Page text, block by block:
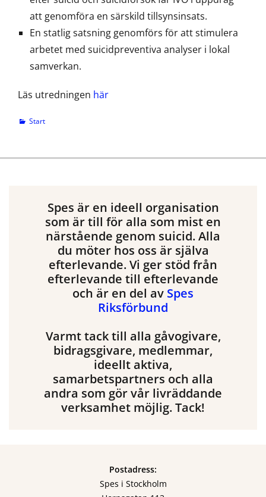
att genomföra en särskild tillsynsinsats.
En statlig satsning genomförs för att stimulera
arbetet med suicidpreventiva analyser i lokal
samverkan.
Läs utredningen här
Categories
Start
Spes är en ideell organisation
som är till för alla som mist en
närstående genom suicid. Alla
du möter hos oss är själva
efterlevande. Vi ger stöd från
efterlevande till efterlevande
och är en del av Spes
Riksförbund
Varmt tack till alla gåvogivare,
bidragsgivare, medlemmar,
ideellt aktiva,
samarbetspartners och alla
andra som gör vår livräddande
verksamhet möjlig. Tack!
Postadress:
Spes i Stockholm